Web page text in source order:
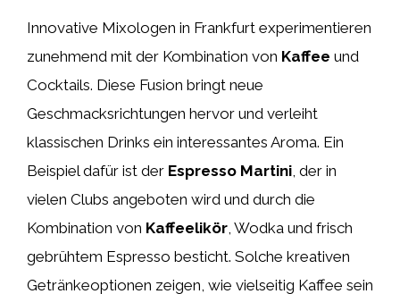
Innovative Mixologen in Frankfurt experimentieren
zunehmend mit der Kombination von Kaffee und
Cocktails. Diese Fusion bringt neue
Geschmacksrichtungen hervor und verleiht
klassischen Drinks ein interessantes Aroma. Ein
Beispiel dafür ist der Espresso Martini, der in
vielen Clubs angeboten wird und durch die
Kombination von Kaffeelikör, Wodka und frisch
gebrühtem Espresso besticht. Solche kreativen
Getränkeoptionen zeigen, wie vielseitig Kaffee sein